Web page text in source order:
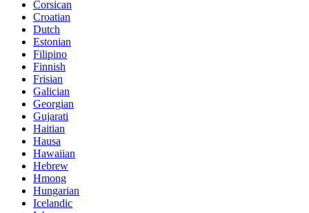
Corsican
Croatian
Dutch
Estonian
Filipino
Finnish
Frisian
Galician
Georgian
Gujarati
Haitian
Hausa
Hawaiian
Hebrew
Hmong
Hungarian
Icelandic